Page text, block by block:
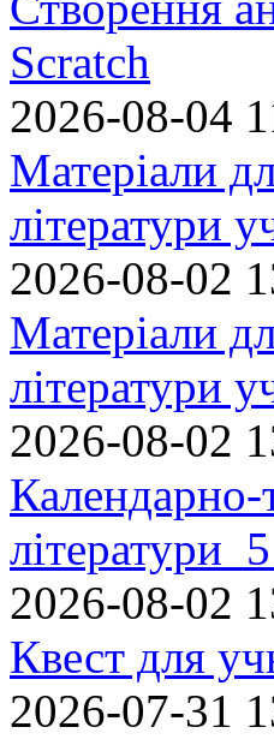
Scratch
2026-08-04
Матеріали
літератури
2026-08-02
Матеріали
літератури
2026-08-02
Календарно-
літератури
2026-08-02
Квест для
2026-07-31